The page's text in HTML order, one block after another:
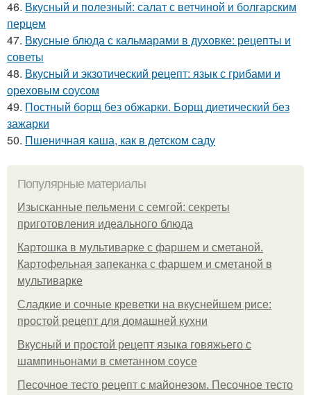
46. Вкусный и полезный: салат с ветчиной и болгарским
перцем
47. Вкусные блюда с кальмарами в духовке: рецепты и
советы
48. Вкусный и экзотический рецепт: язык с грибами и
ореховым соусом
49. Постный борщ без обжарки. Борщ диетический без
зажарки
50. Пшеничная каша, как в детском саду
Популярные материалы
Изысканные пельмени с семгой: секреты
приготовления идеального блюда
Картошка в мультиварке с фаршем и сметаной.
Картофельная запеканка с фаршем и сметаной в
мультиварке
Сладкие и сочные креветки на вкуснейшем рисе:
простой рецепт для домашней кухни
Вкусный и простой рецепт языка говяжьего с
шампиньонами в сметанном соусе
Песочное тесто рецепт с майонезом. Песочное тесто